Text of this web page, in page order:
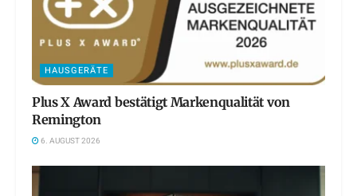
HAUSGERÄTE
Plus X Award bestätigt Markenqualität von
Remington
6. AUGUST 2026